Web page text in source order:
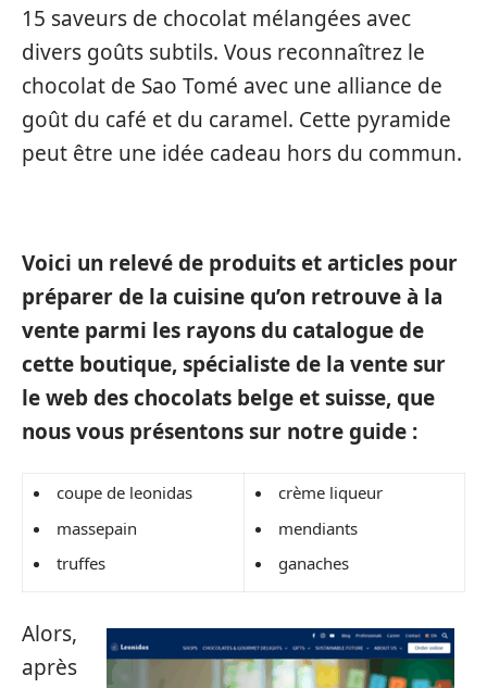
15 saveurs de chocolat mélangées avec
divers goûts subtils. Vous reconnaîtrez le
chocolat de Sao Tomé avec une alliance de
goût du café et du caramel. Cette pyramide
peut être une idée cadeau hors du commun.
Voici un relevé de produits et articles pour
préparer de la cuisine qu’on retrouve à la
vente parmi les rayons du catalogue de
cette boutique, spécialiste de la vente sur
le web des chocolats belge et suisse, que
nous vous présentons sur notre guide :
coupe de leonidas
massepain
truffes
crème liqueur
mendiants
ganaches
Alors,
après